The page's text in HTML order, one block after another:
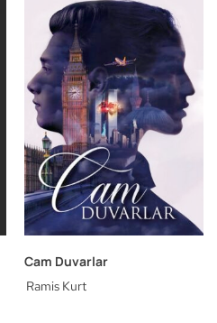
Cam Duvarlar
Ramis Kurt